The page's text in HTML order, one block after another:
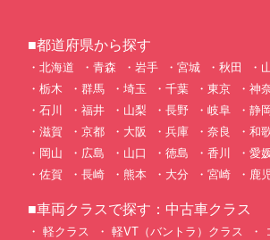
■都道府県から探す
北海道 青森 岩手 宮城 秋田
栃木
群馬 埼玉 千葉 東京 神
石川
福井 山梨 長野 岐阜 静
滋賀
京都 大阪 兵庫 奈良 和
岡山
広島 山口 徳島 香川 愛
佐賀
長崎 熊本 大分 宮崎 鹿
■車両クラスで探す：中古車クラス
軽クラス 軽VT（バントラ）クラス